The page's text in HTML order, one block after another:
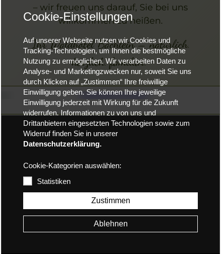
– wir freuen uns darauf, Sie bei uns
willkommen zu heißen.
Ihr Waldhotel Bächlein – natürlich.
herzlich. familiär.
Cookie-Einstellungen
Auf unserer Webseite nutzen wir Cookies und
Tracking-Technologien, um Ihnen die bestmögliche
Nutzung zu ermöglichen. Wir verarbeiten Daten zu
Analyse- und Marketingzwecken nur, soweit Sie uns
durch Klicken auf „Zustimmen“ Ihre freiwillige
Einwilligung geben. Sie können Ihre jeweilige
Einwilligung jederzeit mit Wirkung für die Zukunft
widerrufen. Informationen zu von uns und
Drittanbietern eingesetzten Technologien sowie zum
Widerruf finden Sie in unserer
Datenschutzerklärung.
Cookie-Kategorien auswählen:
Statistiken
Zustimmen
Ablehnen